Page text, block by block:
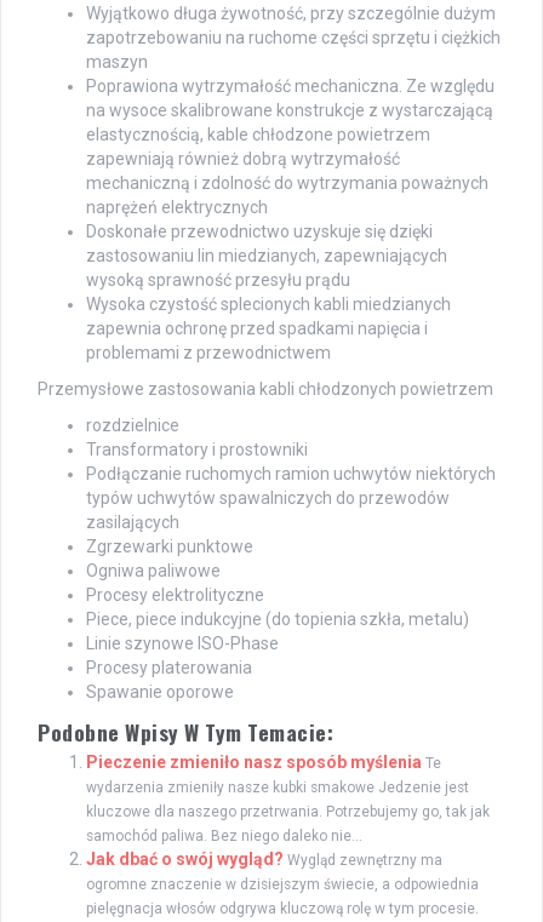
Wyjątkowo długa żywotność, przy szczególnie dużym
zapotrzebowaniu na ruchome części sprzętu i ciężkich
maszyn
Poprawiona wytrzymałość mechaniczna. Ze względu
na wysoce skalibrowane konstrukcje z wystarczającą
elastycznością, kable chłodzone powietrzem
zapewniają również dobrą wytrzymałość
mechaniczną i zdolność do wytrzymania poważnych
naprężeń elektrycznych
Doskonałe przewodnictwo uzyskuje się dzięki
zastosowaniu lin miedzianych, zapewniających
wysoką sprawność przesyłu prądu
Wysoka czystość splecionych kabli miedzianych
zapewnia ochronę przed spadkami napięcia i
problemami z przewodnictwem
Przemysłowe zastosowania kabli chłodzonych powietrzem
rozdzielnice
Transformatory i prostowniki
Podłączanie ruchomych ramion uchwytów niektórych
typów uchwytów spawalniczych do przewodów
zasilających
Zgrzewarki punktowe
Ogniwa paliwowe
Procesy elektrolityczne
Piece, piece indukcyjne (do topienia szkła, metalu)
Linie szynowe ISO-Phase
Procesy platerowania
Spawanie oporowe
Podobne Wpisy W Tym Temacie:
Pieczenie zmieniło nasz sposób myślenia Te
wydarzenia zmieniły nasze kubki smakowe Jedzenie jest
kluczowe dla naszego przetrwania. Potrzebujemy go, tak jak
samochód paliwa. Bez niego daleko nie...
Jak dbać o swój wygląd? Wygląd zewnętrzny ma
ogromne znaczenie w dzisiejszym świecie, a odpowiednia
pielęgnacja włosów odgrywa kluczową rolę w tym procesie.